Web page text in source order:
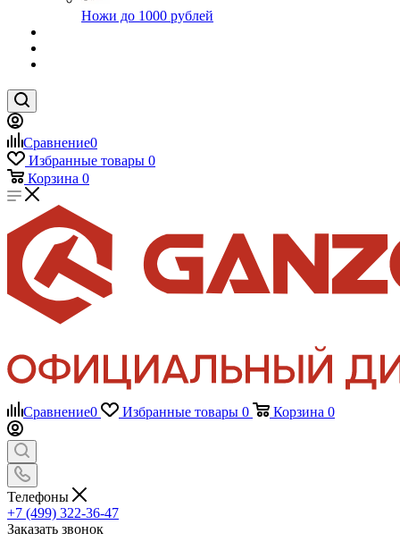
Ножи до 1000 рублей
Сравнение0
Избранные товары 0
Корзина 0
Сравнение0 Избранные товары 0 Корзина 0
Телефоны
+7 (499) 322-36-47
Заказать звонок